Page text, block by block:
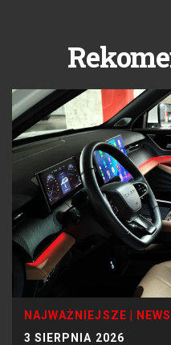
NAJWAŻNIEJSZE
3 SIERPNIA 2026